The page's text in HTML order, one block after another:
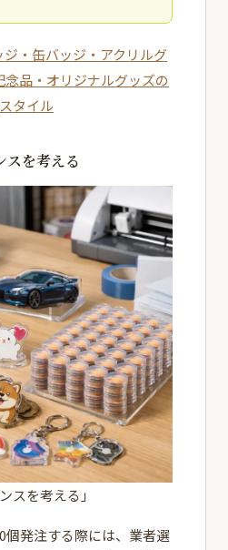
・缶バッジ・アクリルグ
念品・オリジナルグッズの
タイル
スを考える
スを考える」
個発注する際には、業者選